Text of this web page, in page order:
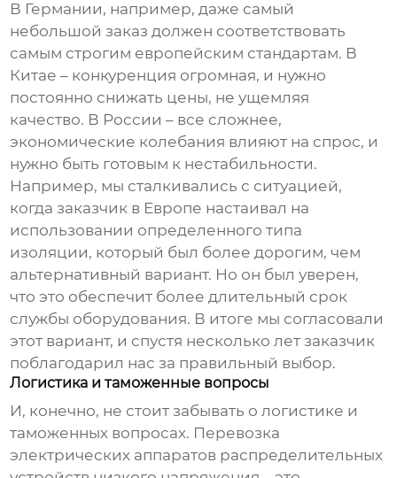
В Германии, например, даже самый
небольшой заказ должен соответствовать
самым строгим европейским стандартам. В
Китае – конкуренция огромная, и нужно
постоянно снижать цены, не ущемляя
качество. В России – все сложнее,
экономические колебания влияют на спрос, и
нужно быть готовым к нестабильности.
Например, мы сталкивались с ситуацией,
когда заказчик в Европе настаивал на
использовании определенного типа
изоляции, который был более дорогим, чем
альтернативный вариант. Но он был уверен,
что это обеспечит более длительный срок
службы оборудования. В итоге мы согласовали
этот вариант, и спустя несколько лет заказчик
поблагодарил нас за правильный выбор.
Логистика и таможенные вопросы
И, конечно, не стоит забывать о логистике и
таможенных вопросах. Перевозка
электрических аппаратов распределительных